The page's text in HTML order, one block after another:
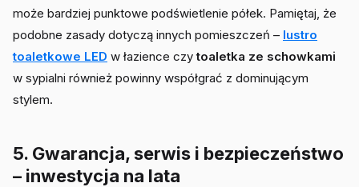
może bardziej punktowe podświetlenie półek. Pamiętaj, że
podobne zasady dotyczą innych pomieszczeń – lustro
toaletkowe LED w łazience czytoaletka ze schowkami
w sypialni również powinny współgrać z dominującym
stylem.
5. Gwarancja, serwis i bezpieczeństwo
– inwestycja na lata